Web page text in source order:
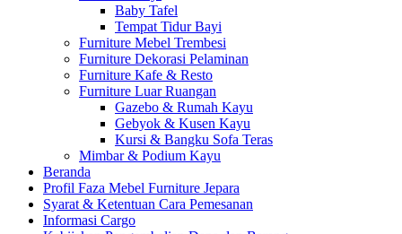
Baby Tafel
Tempat Tidur Bayi
Furniture Mebel Trembesi
Furniture Dekorasi Pelaminan
Furniture Kafe & Resto
Furniture Luar Ruangan
Gazebo & Rumah Kayu
Gebyok & Kusen Kayu
Kursi & Bangku Sofa Teras
Mimbar & Podium Kayu
Beranda
Profil Faza Mebel Furniture Jepara
Syarat & Ketentuan Cara Pemesanan
Informasi Cargo